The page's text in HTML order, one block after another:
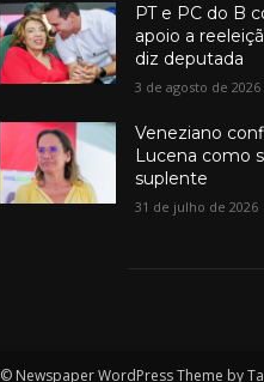
PT e PC do B
apoio a
diz deputada
3 de agosto de 2026
Veneziano
Lucena como
suplente
31 de julho de 2026
© Newspaper WordPress Theme by